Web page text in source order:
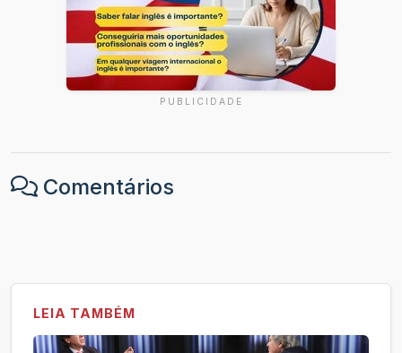
PUBLICIDADE
Comentários
LEIA TAMBÉM